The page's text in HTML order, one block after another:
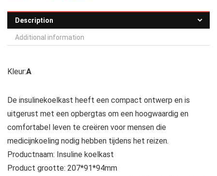
Description
Additional information
Kleur:A
De insulinekoelkast heeft een compact ontwerp en is
uitgerust met een opbergtas om een hoogwaardig en
comfortabel leven te creëren voor mensen die
medicijnkoeling nodig hebben tijdens het reizen.
Productnaam: Insuline koelkast
Product grootte: 207*91*94mm